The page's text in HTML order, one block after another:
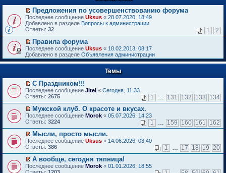
П
е
р
й
т
и
к
п
в
о
м
у
н
е
п
р
о
ч
и
т
а
н
н
Предложения по усовершенствованию форума
Последнее сообщение Uksus « 28.07.2020, 18:49
Добавлено в разделе Вопросы к администрации
Ответы: 32 1 2
П
е
р
е
т
и
к
п
р
в
о
м
у
н
е
п
р
о
ч
Правила форума
Последнее сообщение Uksus « 18.02.2013, 08:17
Добавлено в разделе Объявления администрации
Темы
П
е
е
й
т
и
к
п
е
р
в
о
м
С Праздником!!!
Последнее сообщение Jitel « Сегодня, 11:33
Ответы: 2675 1 131 132 133 134
П
е
е
й
т
и
к
п
е
Мужской клуб. О красоте и вкусах.
Последнее сообщение Morok « 05.07.2026, 14:23
Ответы: 3224 1 159 160 161 162
П
е
е
й
т
Мысли, просто мысли.
Последнее сообщение Uksus « 14.06.2026, 03:40
Ответы: 386 1 17 18 19 20
П
е
А вообще, сегодня тяпница!
Последнее сообщение Morok « 01.01.2026, 18:55
Ответы: 1203